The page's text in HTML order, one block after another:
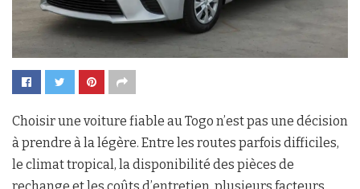
Choisir une voiture fiable au Togo n’est pas une décision
à prendre à la légère. Entre les routes parfois difficiles,
le climat tropical, la disponibilité des pièces de